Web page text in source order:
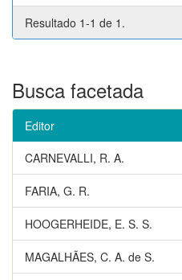
Resultado 1-1 de 1.
Busca facetada
Editor
CARNEVALLI, R. A.
FARIA, G. R.
HOOGERHEIDE, E. S. S.
MAGALHÃES, C. A. de S.